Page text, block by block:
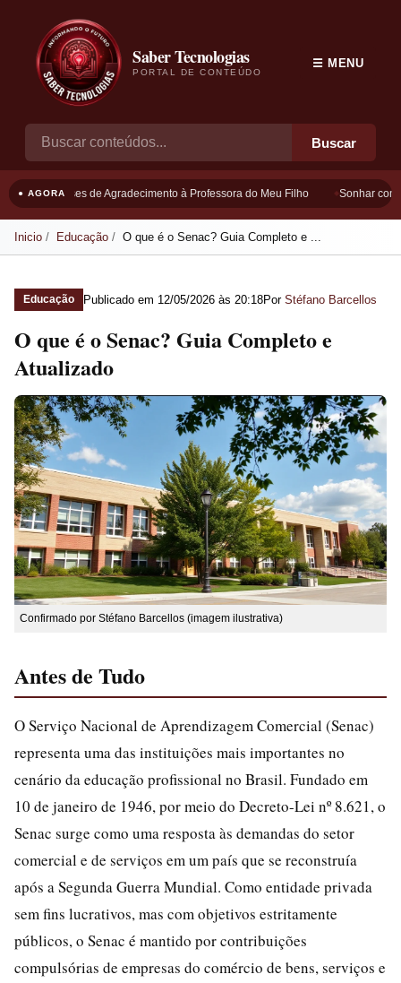
Saber Tecnologias
PORTAL DE CONTEÚDO
Buscar
☰ MENU
● AGORAFrases de Agradecimento à Professora do Meu Filho Sonhar com
Inicio Educação O que é o Senac? Guia Completo e ...
Educação Publicado em 12/05/2026 às 20:18Por Stéfano Barcellos
O que é o Senac? Guia Completo e
Atualizado
Confirmado por Stéfano Barcellos (imagem ilustrativa)
Antes de Tudo
O Serviço Nacional de Aprendizagem Comercial (Senac)
representa uma das instituições mais importantes no
cenário da educação profissional no Brasil. Fundado em
10 de janeiro de 1946, por meio do Decreto-Lei nº 8.621, o
Senac surge como uma resposta às demandas do setor
comercial e de serviços em um país que se reconstruía
após a Segunda Guerra Mundial. Como entidade privada
sem fins lucrativos, mas com objetivos estritamente
públicos, o Senac é mantido por contribuições
compulsórias de empresas do comércio de bens, serviços e